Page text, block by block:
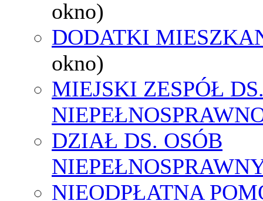
okno)
DODATKI
okno)
MIEJSKI ZESPÓŁ
DZIAŁ DS. OSÓB
NIEODPŁATNA